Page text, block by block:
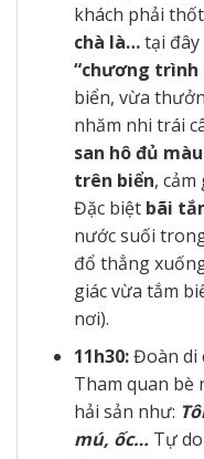
khách phải
chà là…tại đây
“chương trình
biển, vừa
nhăm nhi trái
san hô đủ
trên biển,
Đặc biệt bãi
nước suối
đổ thẳng
giác vừa tắm
nơi).
11h30:Đoàn di
Tham quan bè
hải sản như:
mú, ốc… Tự